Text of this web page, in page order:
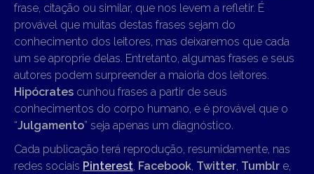
frase, citação ou similar, que nos levem a refletir. É
provável que muitas destas frases sejam do
conhecimento dos leitores, mas deixaremos que cada
um se aproprie delas. Entretanto, algumas frases e seus
autores podem surpreender a maioria dos leitores.
Hipócrates cunhou frases a partir de seus
conhecimentos do corpo humano, e é provável que o
“Julgamento” seja apenas um diagnóstico.
Cada publicação terá reprodução, resumidamente, nas
redes sociais Pinterest, Facebook, Twitter, Tumblr e,